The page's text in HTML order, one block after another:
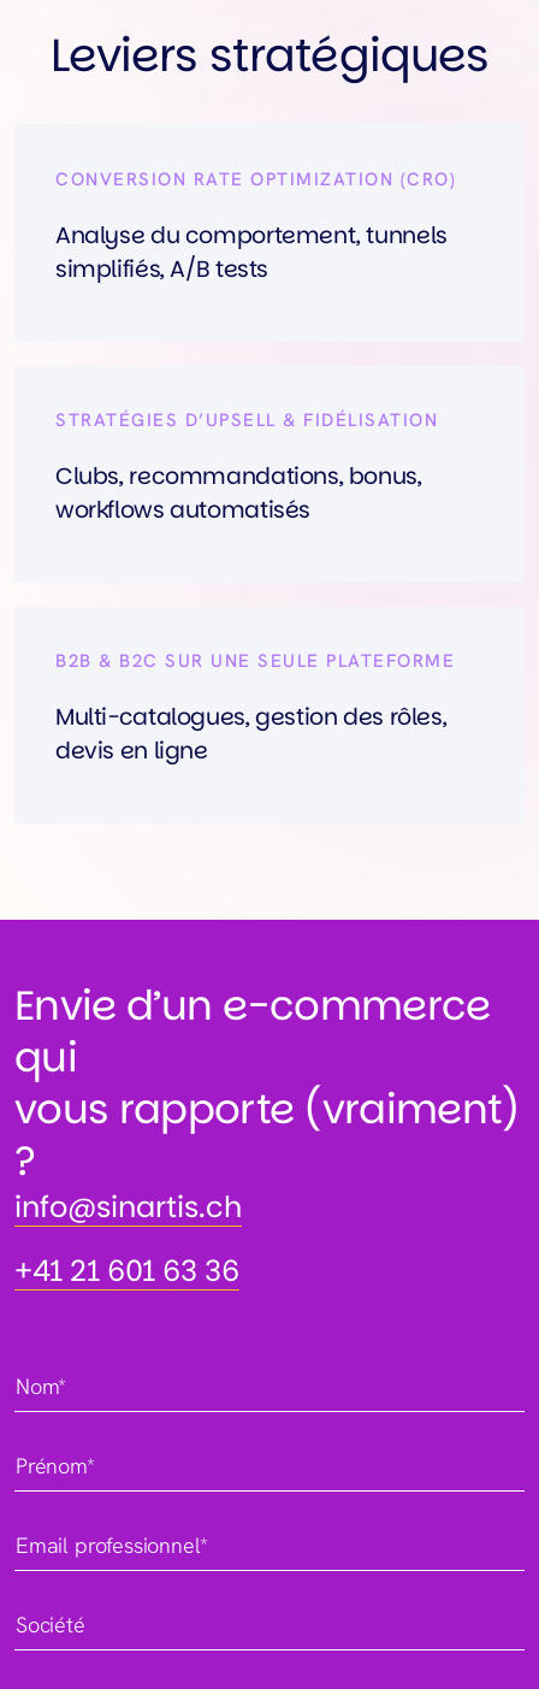
Leviers stratégiques
CONVERSION RATE OPTIMIZATION (CRO)
Analyse du comportement, tunnels
simplifiés, A/B tests
STRATÉGIES D’UPSELL & FIDÉLISATION
Clubs, recommandations, bonus,
workflows automatisés
B2B & B2C SUR UNE SEULE PLATEFORME
Multi-catalogues, gestion des rôles,
devis en ligne
Envie d’un e-commerce
qui
vous rapporte (vraiment)
?
info@sinartis.ch
info@sinartis.ch
+41 21 601 63 36
+41 21 601 63 36
Nom*
Prénom*
Email professionnel*
Société